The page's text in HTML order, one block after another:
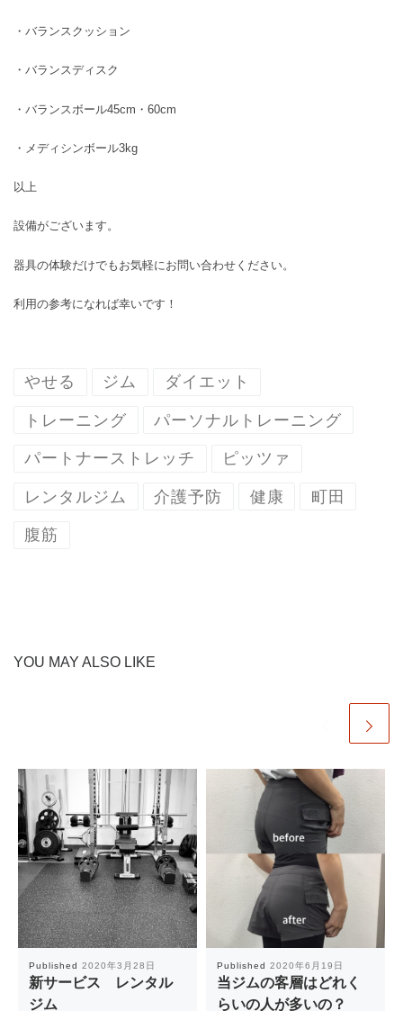
・バランスクッション
・バランスディスク
・バランスボール45cm・60cm
・メディシンボール3kg
以上
設備がございます。
器具の体験だけでもお気軽にお問い合わせください。
利用の参考になれば幸いです！
やせる ジム ダイエット
トレーニング パーソナルトレーニング
パートナーストレッチ ピッツァ
レンタルジム 介護予防 健康 町田
腹筋
YOU MAY ALSO LIKE
Published 2020年3月28日
新サービス レンタル
ジム
Published 2020年6月19日
当ジムの客層はどれく
らいの人が多いの？